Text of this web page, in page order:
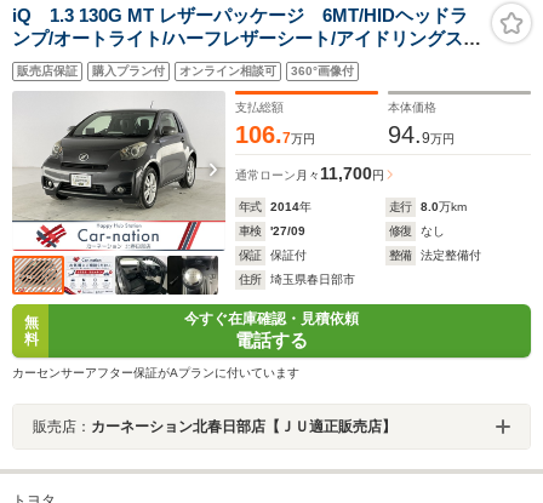
ライブレコーダー 純
正/ヘッドランプ LED
iQ 1.3 130G MT レザーパッケージ 6MT/HIDヘッドラ
ンプ/オートライト/ハーフレザーシート/アイドリングスト
ップ/ETC/前後ドラレコ/ポータブルナビ/CD/リモコンキー
販売店保証 購入プラン付 オンライン相談可 360°画像付
支払総額
106.7万円
本体価格
94.9万円
通常ローン 月々 11,700円
年式 2014年 走行 8.0万km
車検
'27/09 修復
なし
保証
保証付 整備
法定整備付
住所
埼玉県春日部市
無
料
今すぐ在庫確認・見積依頼
電話する
カーセンサーアフター保証がAプランに付いています
販売店： カーネーション北春日部店【ＪＵ適正販売店】